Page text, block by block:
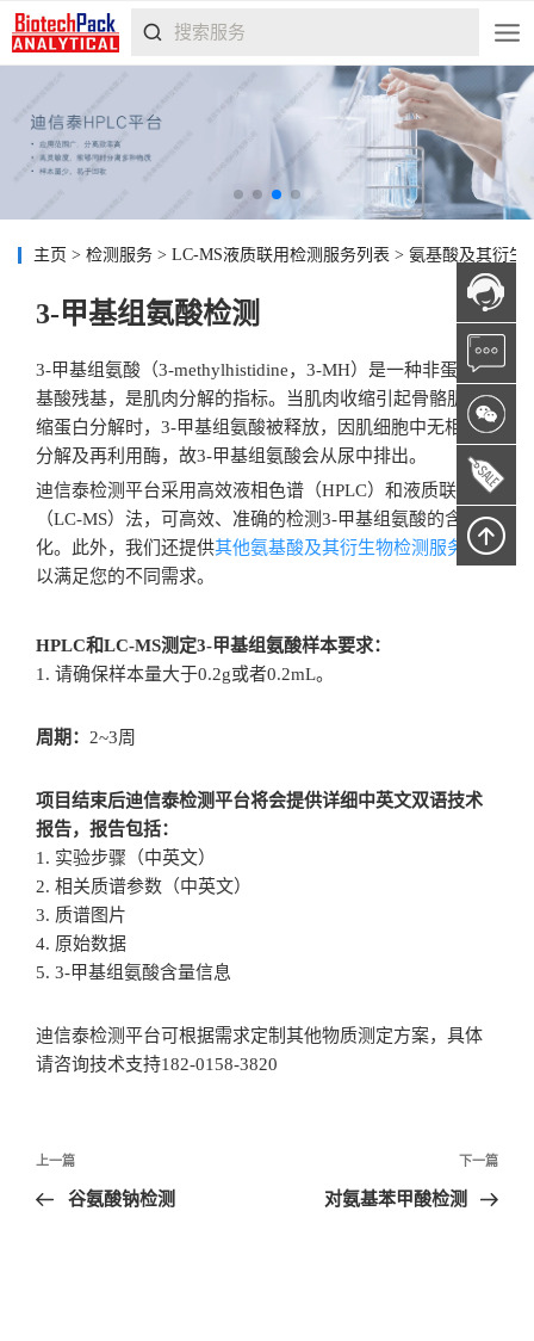
主页 > 检测服务 > LC-MS液质联用检测服务列表 > 氨基酸及其衍生
3-甲基组氨酸检测
3-甲基组氨酸（3-methylhistidine，3-MH）是一种非蛋白氨
基酸残基，是肌肉分解的指标。当肌肉收缩引起骨骼肌收
缩蛋白分解时，3-甲基组氨酸被释放，因肌细胞中无相应的
分解及再利用酶，故3-甲基组氨酸会从尿中排出。
迪信泰检测平台采用高效液相色谱（HPLC）和液质联用
（LC-MS）法，可高效、准确的检测3-甲基组氨酸的含量变
化。此外，我们还提供其他氨基酸及其衍生物检测服务 ，
以满足您的不同需求。
HPLC和LC-MS测定3-甲基组氨酸样本要求：
1. 请确保样本量大于0.2g或者0.2mL。
周期： 2~3周
项目结束后迪信泰检测平台将会提供详细中英文双语技术
报告，报告包括：
1. 实验步骤（中英文）
2. 相关质谱参数（中英文）
3. 质谱图片
4. 原始数据
5. 3-甲基组氨酸含量信息
迪信泰检测平台可根据需求定制其他物质测定方案，具体
请咨询技术支持182-0158-3820
文
章
上一篇
谷氨酸钠检测
下一篇
对氨基苯甲酸检测